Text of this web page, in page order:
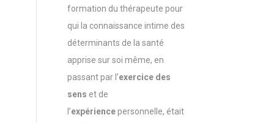
formation du thérapeute pour
qui la connaissance intime des
déterminants de la santé
apprise sur soi même, en
passant par l’exercice des
sens et de
l’expériencepersonnelle, était